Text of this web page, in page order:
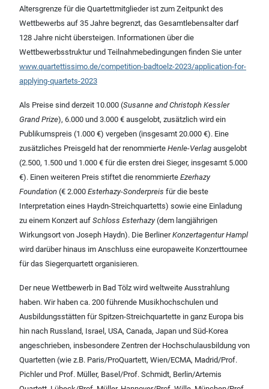
Altersgrenze für die Quartettmitglieder ist zum Zeitpunkt des
Wettbewerbs auf 35 Jahre begrenzt, das Gesamtlebensalter darf
128 Jahre nicht übersteigen. Informationen über die
Wettbewerbsstruktur und Teilnahmebedingungen finden Sie unter
www.quartettissimo.de/competition-badtoelz-2023/application-for-
applying-quartets-2023
Als Preise sind derzeit 10.000 (Susanne and Christoph Kessler
Grand Prize), 6.000 und 3.000 € ausgelobt, zusätzlich wird ein
Publikumspreis (1.000 €) vergeben (insgesamt 20.000 €). Eine
zusätzliches Preisgeld hat der renommierte Henle-Verlag ausgelobt
(2.500, 1.500 und 1.000 € für die ersten drei Sieger, insgesamt 5.000
€). Einen weiteren Preis stiftet die renommierte Ezerhazy
Foundation (€ 2.000 Esterhazy-Sonderpreis für die beste
Interpretation eines Haydn-Streichquartetts) sowie eine Einladung
zu einem Konzert auf Schloss Esterhazy(dem langjährigen
Wirkungsort von Joseph Haydn). Die BerlinerKonzertagentur Hampl
wird darüber hinaus im Anschluss eine europaweite Konzerttournee
für das Siegerquartett organisieren.
Der neue Wettbewerb in Bad Tölz wird weltweite Ausstrahlung
haben. Wir haben ca. 200 führende Musikhochschulen und
Ausbildungsstätten für Spitzen-Streichquartette in ganz Europa bis
hin nach Russland, Israel, USA, Canada, Japan und Süd-Korea
angeschrieben, insbesondere Zentren der Hochschulausbildung von
Quartetten (wie z.B. Paris/ProQuartett, Wien/ECMA, Madrid/Prof.
Pichler und Prof. Müller, Basel/Prof. Schmidt, Berlin/Artemis